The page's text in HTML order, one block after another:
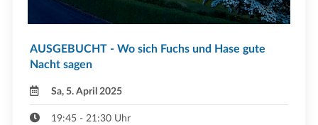
AUSGEBUCHT - Wo sich Fuchs und Hase gute
Nacht sagen
Sa, 5. April 2025
19:45 - 21:30 Uhr